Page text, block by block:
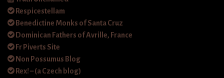
Respicestellam
Benedictine Monks of Santa Cruz
Dominican Fathers of Avrille, France
Fr Piverts Site
Non Possumus Blog
Rex! – (a Czech blog)